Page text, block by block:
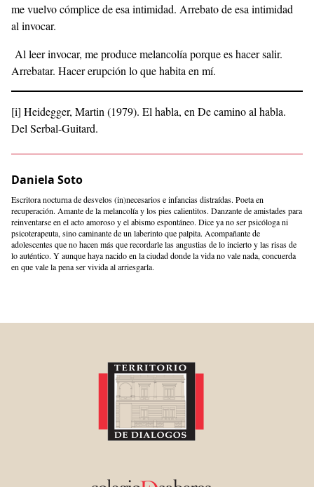
me vuelvo cómplice de esa intimidad. Arrebato de esa intimidad
al invocar.
Al leer invocar, me produce melancolía porque es hacer salir.
Arrebatar. Hacer erupción lo que habita en mí.
[i] Heidegger, Martin (1979). El habla, en De camino al habla.
Del Serbal-Guitard.
Daniela Soto
Escritora nocturna de desvelos (in)necesarios e infancias distraídas. Poeta en
recuperación. Amante de la melancolía y los pies calientitos. Danzante de amistades para
reinventarse en el acto amoroso y el abismo espontáneo. Dice ya no ser psicóloga ni
psicoterapeuta, sino caminante de un laberinto que palpita. Acompañante de
adolescentes que no hacen más que recordarle las angustias de lo incierto y las risas de
lo auténtico. Y aunque haya nacido en la ciudad donde la vida no vale nada, concuerda
en que vale la pena ser vivida al arriesgarla.